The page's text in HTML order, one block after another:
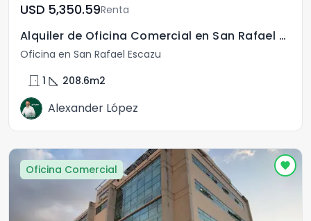
USD	5,350.59Renta
Alquiler de Oficina Comercial en San Rafael Escazú
Oficina en San Rafael Escazu
door_front 1 square_foot 208.6m2
Alexander López
Oficina Comercial